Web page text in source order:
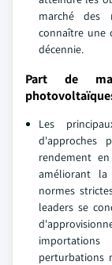
marché des
connaître une
décennie.
Part de
Les
d'approches
rendement
améliorant
normes
leaders se
perturbations